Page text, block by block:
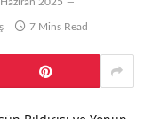
7 Mins Read